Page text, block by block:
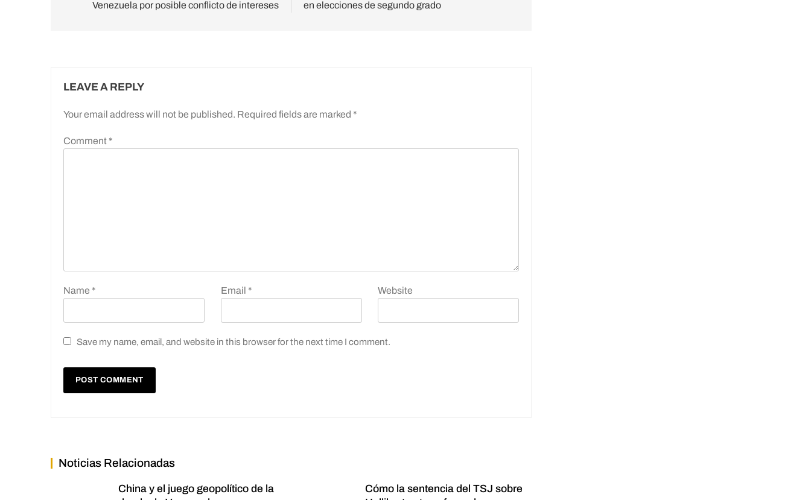
Venezuela por posible conflicto de intereses
en elecciones de segundo grado
LEAVE A REPLY
Your email address will not be published. Required fields are marked *
Comment *
Name * Email * Website
Save my name, email, and website in this browser for the next time I comment.
Noticias Relacionadas
China y el juego geopolítico de la
Cómo la sentencia del TSJ sobre